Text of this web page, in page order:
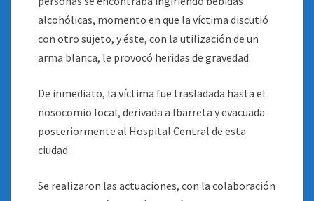
alcohólicas, momento en que la víctima discutió
con otro sujeto, y éste, con la utilización de un
arma blanca, le provocó heridas de gravedad.
De inmediato, la víctima fue trasladada hasta el
nosocomio local, derivada a Ibarreta y evacuada
posteriormente al Hospital Central de esta
ciudad.
Se realizaron las actuaciones, con la colaboración